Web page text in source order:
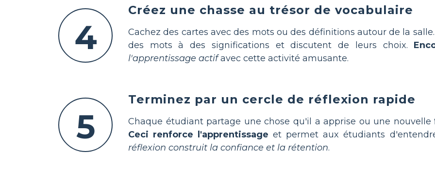
4
Créez une chasse au trésor de vocabulaire
Cachez des cartes avec des mots ou des définitions autour de la
des mots à des significations et discutent de leurs choix.
l'apprentissage actifavec cette activité amusante.
5
Terminez par un cercle de réflexion rapide
Chaque étudiant partage une chose qu'il a apprise ou une
Ceci renforce l'apprentissage et permet aux étudiants
réflexion construit la confiance et la rétention.